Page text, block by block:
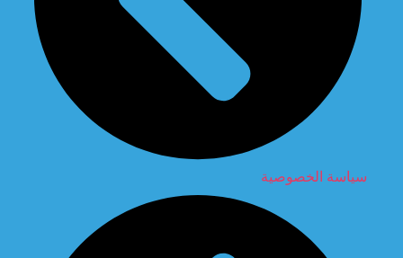
سياسة الخصوصية